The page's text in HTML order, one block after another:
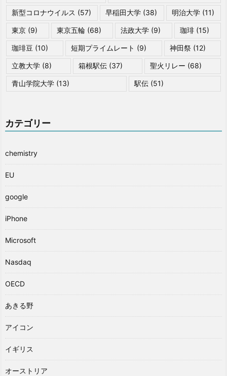
新型コロナウイルス (57) 早稲田大学 (38) 明治大学(11)
東京 (9) 東京五輪 (68) 法政大学 (9) 珈琲 (15)
珈琲豆 (10) 短期プライムレート (9) 神田祭(12)
立教大学 (8) 箱根駅伝 (37) 聖火リレー (68)
青山学院大学 (13) 駅伝 (51)
カテゴリー
chemistry
EU
google
iPhone
Microsoft
Nasdaq
OECD
あきる野
アイコン
イギリス
オーストリア